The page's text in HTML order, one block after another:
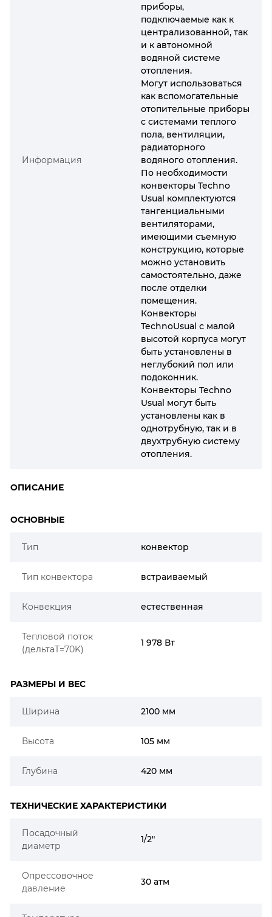
Информация
приборы,
подключаемые как к
централизованной, так
и к автономной
водяной системе
отопления.
Могут использоваться
как вспомогательные
отопительные приборы
с системами теплого
пола, вентиляции,
радиаторного
водяного отопления.
По необходимости
конвекторы Techno
Usual комплектуются
тангенциальными
вентиляторами,
имеющими съемную
конструкцию, которые
можно установить
самостоятельно, даже
после отделки
помещения.
Конвекторы
TechnoUsual с малой
высотой корпуса могут
быть установлены в
неглубокий пол или
подоконник.
Конвекторы Techno
Usual могут быть
установлены как в
однотрубную, так и в
двухтрубную систему
отопления.
ОПИСАНИЕ
ОСНОВНЫЕ
Тип конвектор
Тип конвектора встраиваемый
Конвекция естественная
Тепловой поток
(дельтаT=70K)
1 978 Вт
РАЗМЕРЫ И ВЕС
Ширина 2100 мм
Высота 105 мм
Глубина 420 мм
ТЕХНИЧЕСКИЕ ХАРАКТЕРИСТИКИ
Посадочный
диаметр
1/2"
Опрессовочное
давление
30 атм